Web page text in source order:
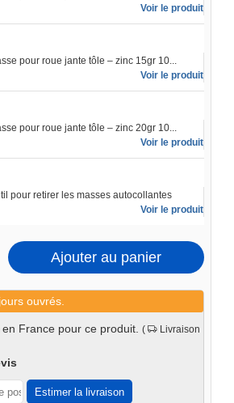
Voir le produit
pour roue jante tôle – zinc 15gr 10...
Voir le produit
pour roue jante tôle – zinc 20gr 10...
Voir le produit
pour retirer les masses autocollantes
Voir le produit
Ajouter au panier
ouvrés.
France pour ce produit. (
Livraison
Estimer la livraison